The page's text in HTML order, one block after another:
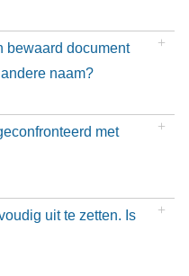
bewaard document
naam?
met
uit te zetten. Is